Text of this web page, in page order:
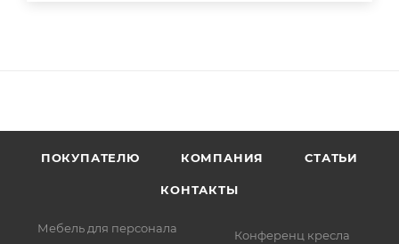
ПОКУПАТЕЛЮ КОМПАНИЯ СТАТЬИ
КОНТАКТЫ
Мебель для персонала Конференц кресла